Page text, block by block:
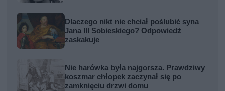
Dlaczego nikt nie chciał poślubić syna
Jana III Sobieskiego? Odpowiedź
zaskakuje
Nie harówka była najgorsza. Prawdziwy
koszmar chłopek zaczynał się po
zamknięciu drzwi domu